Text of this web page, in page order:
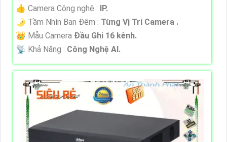
👍 Camera Công nghệ : IP.
🌛 Tầm Nhìn Ban Đêm : Từng Vị Trí Camera .
👑 Mẫu Camera Đầu Ghi 16 kênh.
️📡 Khả Năng : Công Nghệ AI.